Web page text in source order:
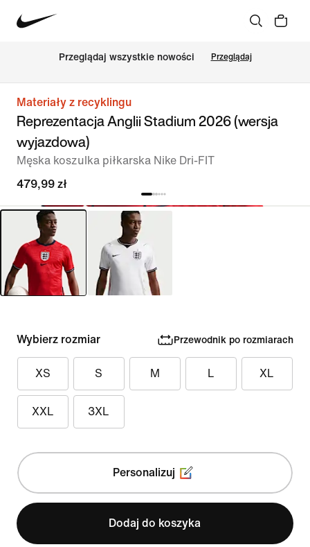
Przeglądaj wszystkie nowości Przeglądaj
Materiały z recyklingu
Reprezentacja Anglii Stadium 2026 (wersja
wyjazdowa)
Męska koszulka piłkarska Nike Dri-FIT
479,99 zł
Wybierz rozmiar Przewodnik po rozmiarach
XS S M L XL
XXL 3XL
Personalizuj
Dodaj do koszyka